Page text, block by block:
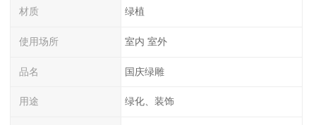
材质 绿植
使用场所 室内 室外
品名 国庆绿雕
用途 绿化、装饰